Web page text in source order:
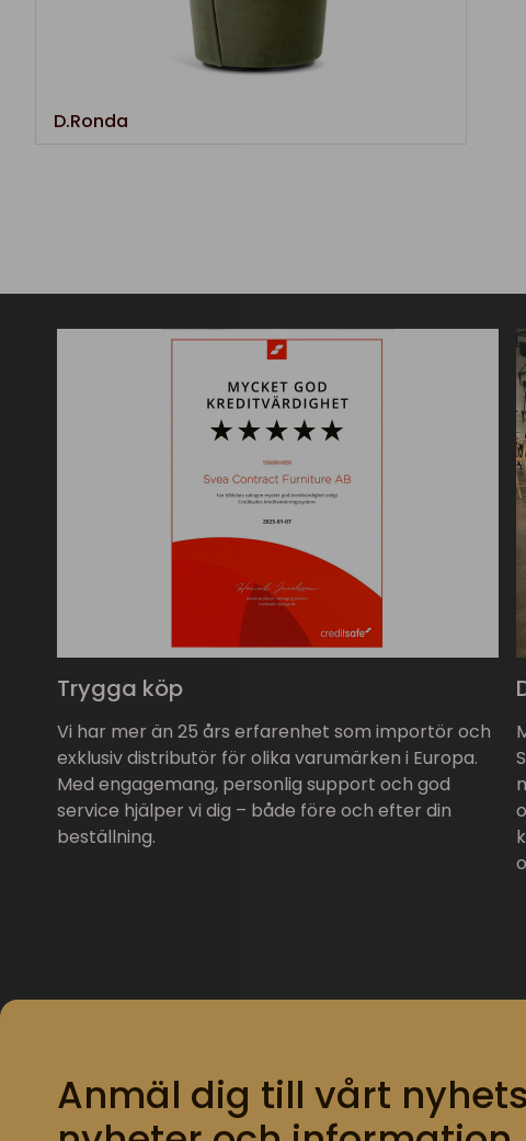
D.Ronda
Trygga köp
Vi har mer än 25 års erfarenhet som importör och
exklusiv distributör för olika varumärken i Europa.
Med engagemang, personlig support och god
service hjälper vi dig – både före och efter din
beställning.
Anmäl dig till vårt